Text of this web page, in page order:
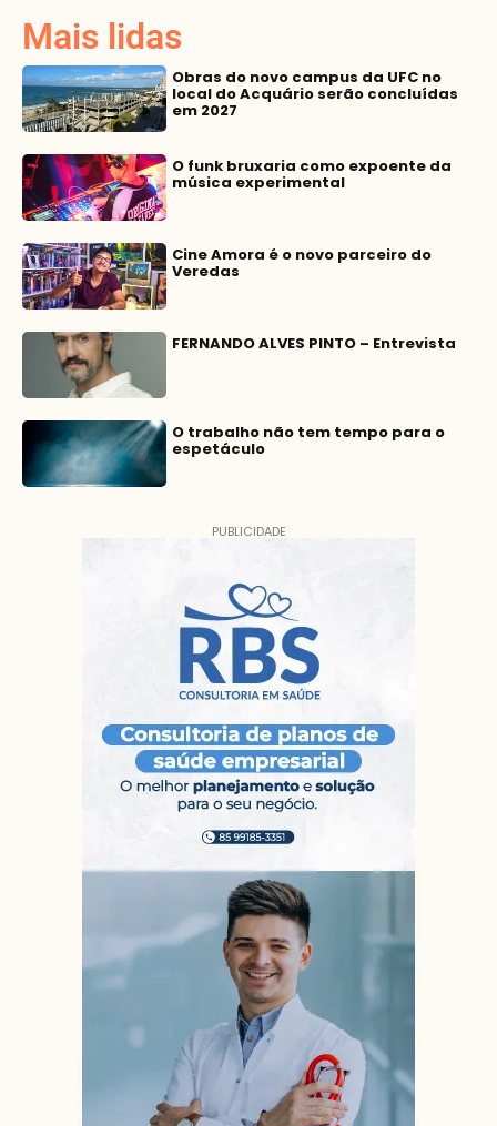
Mais lidas
Obras do novo campus da UFC no
local do Acquário serão concluídas
em 2027
O funk bruxaria como expoente da
música experimental
Cine Amora é o novo parceiro do
Veredas
FERNANDO ALVES PINTO – Entrevista
O trabalho não tem tempo para o
espetáculo
PUBLICIDADE